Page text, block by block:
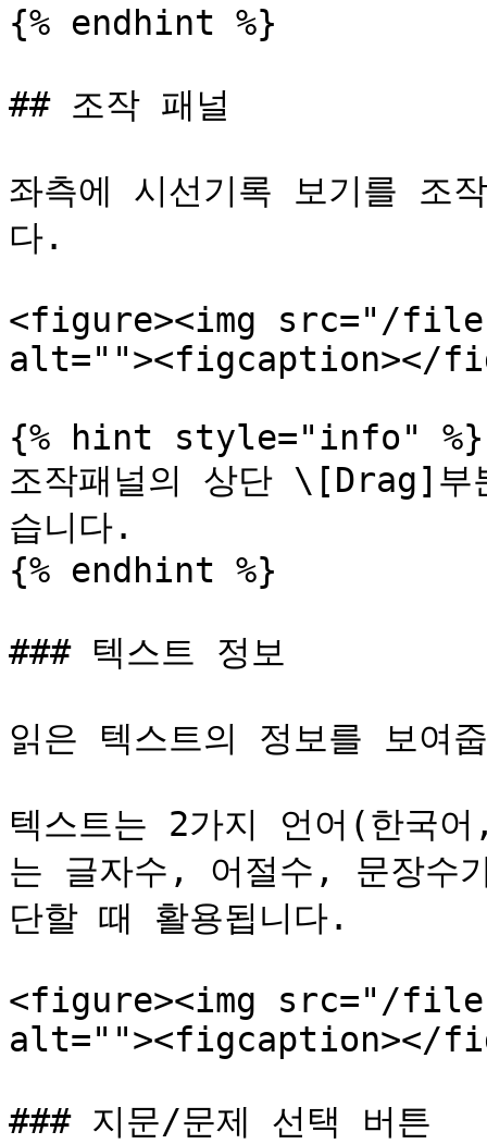
{% endhint %}
## 조작 패널
좌측에 시선기록 보기를 조
다.
<figure><img src="/files/
alt=""><figcaption></
{% hint style="info" %}
조작패널의 상단 \[Drag]부
습니다.
{% endhint %}
### 텍스트 정보
읽은 텍스트의 정보를 보여
텍스트는 2가지 언어(한국
는 글자수, 어절수, 문장수
단할 때 활용됩니다.
<figure><img src="/files/
alt=""><figcaption></
### 지문/문제 선택 버튼